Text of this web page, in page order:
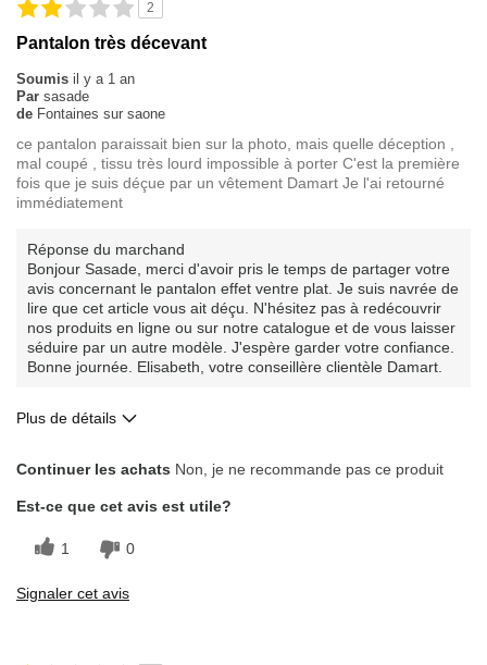
2
Pantalon très décevant
Soumis il y a 1 an
Par sasade
de Fontaines sur saone
ce pantalon paraissait bien sur la photo, mais quelle déception ,
mal coupé , tissu très lourd impossible à porter C'est la première
fois que je suis déçue par un vêtement Damart Je l'ai retourné
immédiatement
Réponse du marchand
Bonjour Sasade, merci d'avoir pris le temps de partager votre
avis concernant le pantalon effet ventre plat. Je suis navrée de
lire que cet article vous ait déçu. N'hésitez pas à redécouvrir
nos produits en ligne ou sur notre catalogue et de vous laisser
séduire par un autre modèle. J'espère garder votre confiance.
Bonne journée. Elisabeth, votre conseillère clientèle Damart.
Plus de détails
Usage quotidien
Continuer les achats Non, je ne recommande pas ce produit
Est-ce que cet avis est utile?
1 0
Signaler cet avis